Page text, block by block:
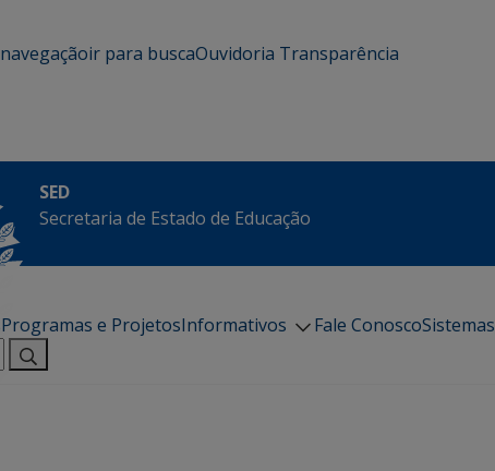
ir para buscaOuvidoria Transparência
SED
Secretaria de Estado de Educação
Programas e ProjetosInformativos Fale ConoscoSistemas